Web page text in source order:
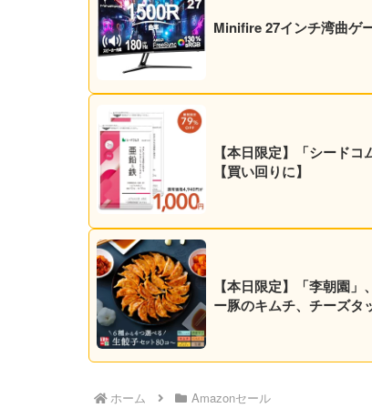
Minifire 27インチ湾曲ゲ
【本日限定】「シード
【買い回りに】
【本日限定】「李朝園
ー豚のキムチ、チーズタ
ホーム Amazonセール